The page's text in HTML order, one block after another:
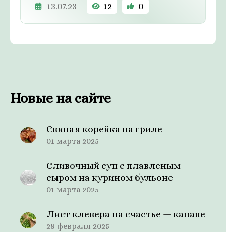
13.07.23 12 0
Новые на сайте
Свиная корейка на гриле
01 марта 2025
Сливочный суп с плавленым
сыром на курином бульоне
01 марта 2025
Лист клевера на счастье — канапе
28 февраля 2025